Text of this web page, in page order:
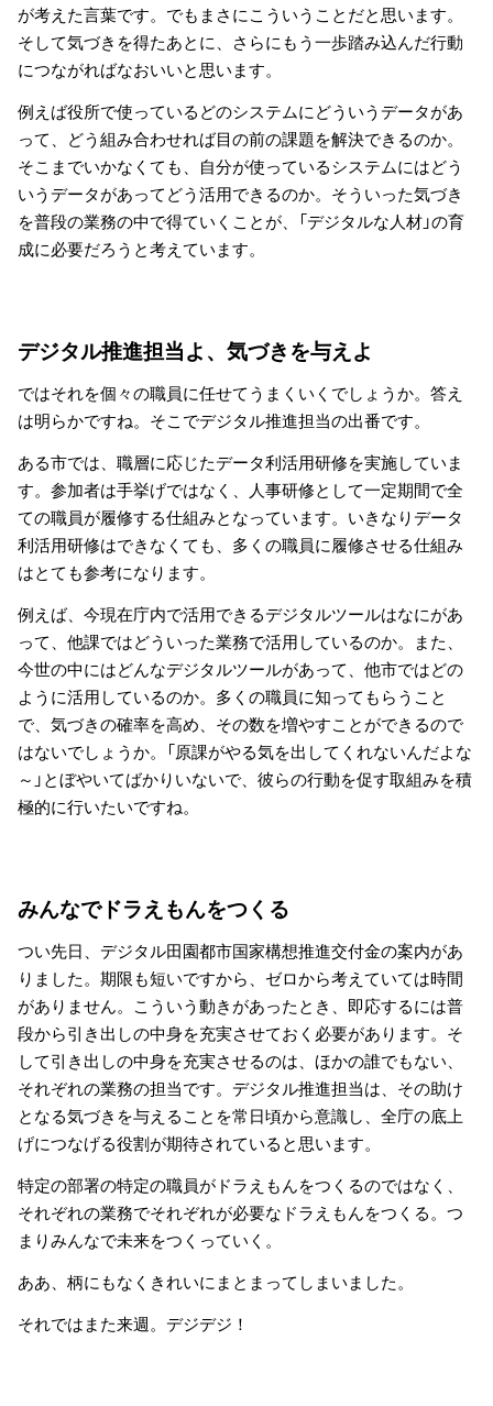
が考えた言葉です。でもまさにこういうことだと思います。
そして気づきを得たあとに、さらにもう一歩踏み込んだ行動
につながればなおいいと思います。
例えば役所で使っているどのシステムにどういうデータがあ
って、どう組み合わせれば目の前の課題を解決できるのか。
そこまでいかなくても、自分が使っているシステムにはどう
いうデータがあってどう活用できるのか。そういった気づき
を普段の業務の中で得ていくことが、「デジタルな人材」の育
成に必要だろうと考えています。
デジタル推進担当よ、気づきを与えよ
ではそれを個々の職員に任せてうまくいくでしょうか。答え
は明らかですね。そこでデジタル推進担当の出番です。
ある市では、職層に応じたデータ利活用研修を実施していま
す。参加者は手挙げではなく、人事研修として一定期間で全
ての職員が履修する仕組みとなっています。いきなりデータ
利活用研修はできなくても、多くの職員に履修させる仕組み
はとても参考になります。
例えば、今現在庁内で活用できるデジタルツールはなにがあ
って、他課ではどういった業務で活用しているのか。また、
今世の中にはどんなデジタルツールがあって、他市ではどの
ように活用しているのか。多くの職員に知ってもらうこと
で、気づきの確率を高め、その数を増やすことができるので
はないでしょうか。「原課がやる気を出してくれないんだよな
～」とぼやいてばかりいないで、彼らの行動を促す取組みを積
極的に行いたいですね。
みんなでドラえもんをつくる
つい先日、デジタル田園都市国家構想推進交付金の案内があ
りました。期限も短いですから、ゼロから考えていては時間
がありません。こういう動きがあったとき、即応するには普
段から引き出しの中身を充実させておく必要があります。そ
して引き出しの中身を充実させるのは、ほかの誰でもない、
それぞれの業務の担当です。デジタル推進担当は、その助け
となる気づきを与えることを常日頃から意識し、全庁の底上
げにつなげる役割が期待されていると思います。
特定の部署の特定の職員がドラえもんをつくるのではなく、
それぞれの業務でそれぞれが必要なドラえもんをつくる。つ
まりみんなで未来をつくっていく。
ああ、柄にもなくきれいにまとまってしまいました。
それではまた来週。デジデジ！